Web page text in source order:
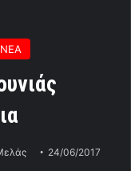
24/06/2017